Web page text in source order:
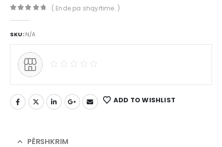
( Ende pa shqyrtime. )
SKU:N/A
ADD TO WISHLIST
PËRSHKRIM